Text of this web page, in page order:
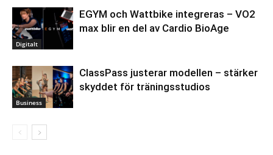
Digitalt
EGYM och Wattbike integreras – VO2
max blir en del av Cardio BioAge
Business
ClassPass justerar modellen – stärker
skyddet för träningsstudios